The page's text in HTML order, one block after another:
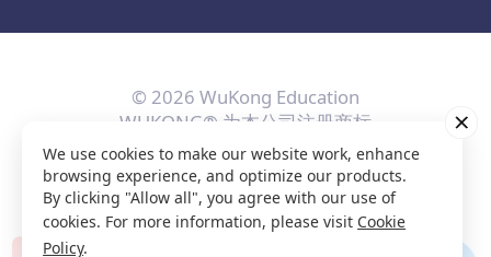
© 2026 WuKong Education
WUKONG® 为本公司注册商标
用户协议隐私条款Cookie政策隐私设置
We use cookies to make our website work, enhance
browsing experience, and optimize our products.
By clicking "Allow all", you agree with our use of
cookies. For more information, please visit Cookie
Policy.